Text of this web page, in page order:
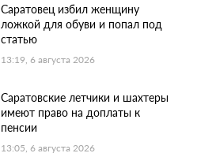
Саратовец избил женщину
ложкой для обуви и попал под
статью
13:19, 6 августа 2026
Саратовские летчики и шахтеры
имеют право на доплаты к
пенсии
13:05, 6 августа 2026